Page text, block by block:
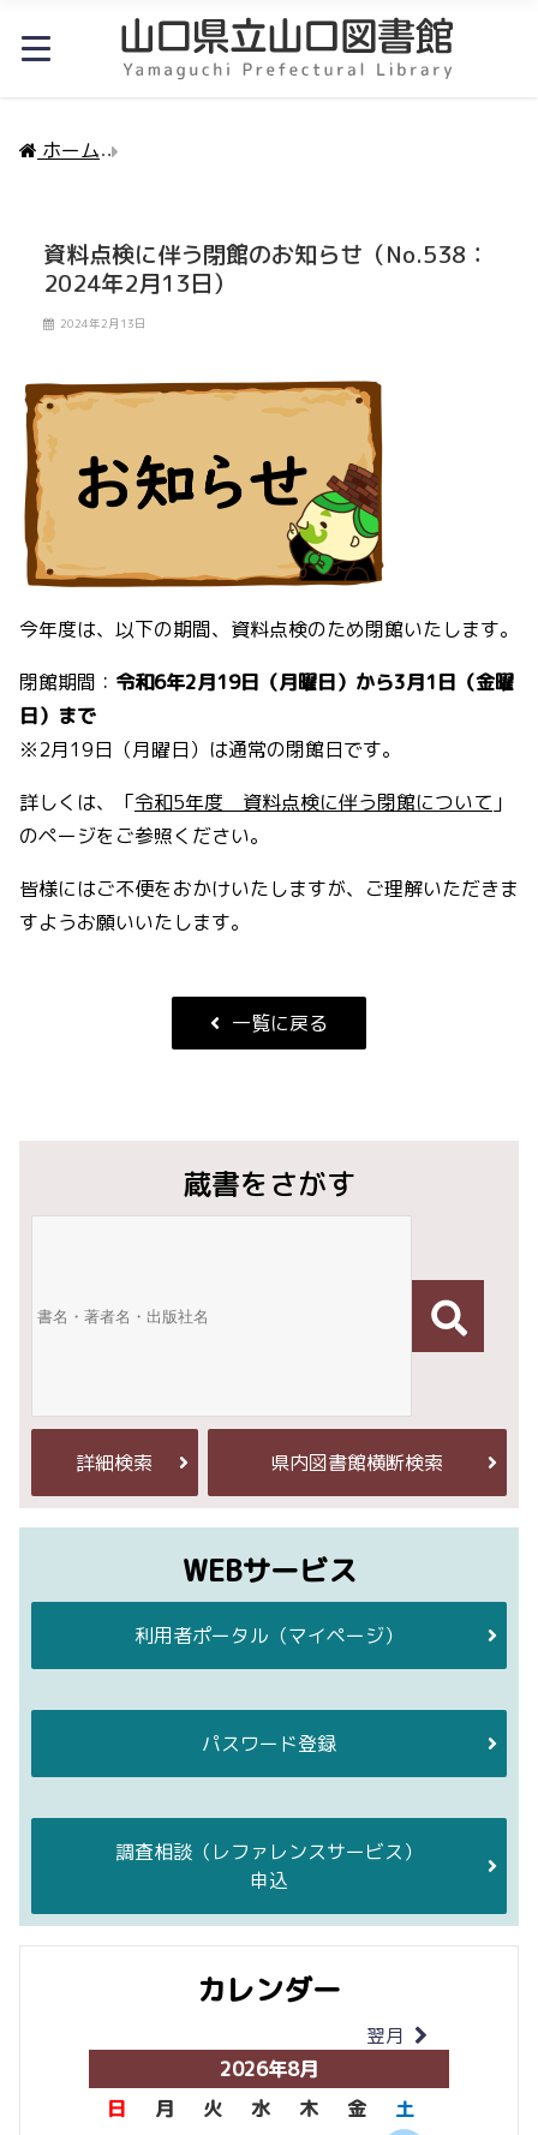
ホーム
資料点検に伴う閉館のお知らせ（No.538：
2024年2月13日）
2024年2月13日
今年度は、以下の期間、資料点検のため閉館いたします。
閉館期間： 令和6年2月19日（月曜日）から3月1日（金曜
日）まで
※2月19日（月曜日）は通常の閉館日です。
詳しくは、「令和5年度 資料点検に伴う閉館について 」
のページをご参照ください。
皆様にはご不便をおかけいたしますが、ご理解いただきま
すようお願いいたします。
一覧に戻る
蔵書をさがす
詳細検索 県内図書館横断検索
WEBサービス
利用者ポータル （マイページ）
パスワード登録
調査相談 （レファレンスサービス）
申込
カレンダー
翌月
2026年8月
日
月 火 水 木 金
土